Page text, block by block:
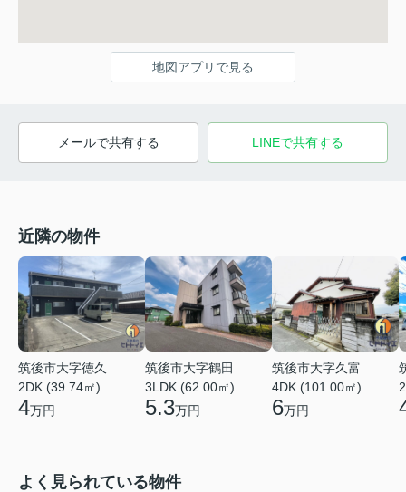
地図アプリで見る
メールで共有する LINEで共有する
近隣の物件
筑後市大字徳久
2DK (39.74㎡)
4万円
筑後市大字鶴田
3LDK (62.00㎡)
5.3万円
筑後市大字久富
4DK (101.00㎡)
6万円
よく見られている物件